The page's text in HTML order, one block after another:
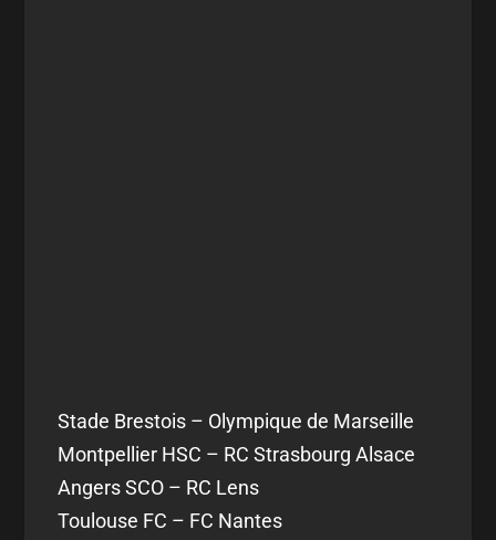
Stade Brestois – Olympique de Marseille
Montpellier HSC – RC Strasbourg Alsace
Angers SCO – RC Lens
Toulouse FC – FC Nantes